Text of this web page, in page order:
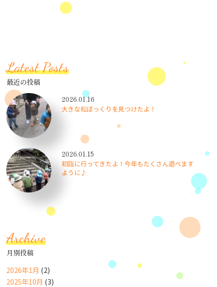
Latest Posts
最近の投稿
2026.01.16
大きな松ぼっくりを見つけたよ！
2026.01.15
初詣に行ってきたよ！今年もたくさん遊べます
ように♪
Archive
月別投稿
2026年1月 (2)
2025年10月 (3)